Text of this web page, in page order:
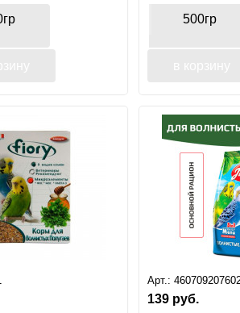
500гр
Арт.:
139 руб.